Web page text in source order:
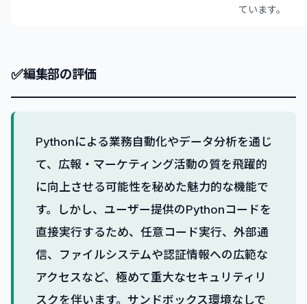
ています。
✅編集部の評価
Pythonによる業務自動化やデータ分析を通じ
て、広報・マーケティング活動の質を飛躍的
に向上させる可能性を秘めた魅力的な機能で
す。しかし、ユーザー提供のPythonコードを
直接実行するため、任意コード実行、外部通
信、ファイルシステムや認証情報への広範な
アクセスなど、極めて重大なセキュリティリ
スクを伴います。サンドボックス環境なしで